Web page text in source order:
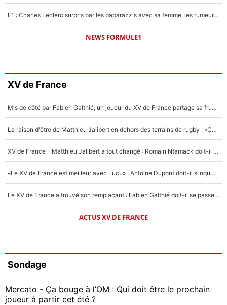
F1 : Charles Leclerc surpris par les paparazzis avec sa femme, les rumeurs étaient vraies !
NEWS FORMULE1
XV de France
Mis de côté par Fabien Galthié, un joueur du XV de France partage sa frustration : «ils ne me l’ont pas dit tout de suite»
La raison d'être de Matthieu Jalibert en dehors des terrains de rugby : «Ça m'atteint autant que si tu touches à un membre de ma famille»
XV de France - Matthieu Jalibert a tout changé : Romain Ntamack doit-il s’inquiéter pour sa place à un an de la Coupe du monde ?
«Le XV de France est meilleur avec Lucu» : Antoine Dupont doit-il s’inquiéter pour sa place ?
Le XV de France a trouvé son remplaçant : Fabien Galthié doit-il se passer d'Antoine Dupont ?
ACTUS XV DE FRANCE
Sondage
Mercato - Ça bouge à l’OM : Qui doit être le prochain
joueur à partir cet été ?